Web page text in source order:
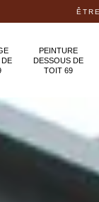
PEINTURE
DESSOUS DE
TOIT 69